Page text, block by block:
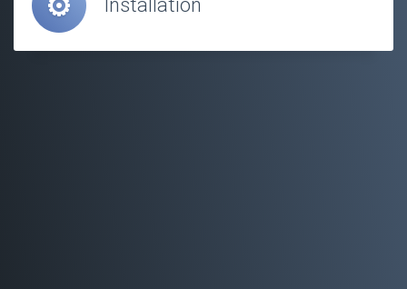
Installation